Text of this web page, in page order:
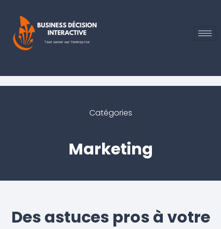
Catégories
Marketing
Des astuces pros à votre